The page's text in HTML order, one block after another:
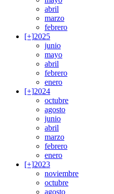
abril
marzo
febrero
[+]2025
junio
mayo
abril
febrero
enero
[+]2024
octubre
agosto
junio
abril
marzo
febrero
enero
[+]2023
noviembre
octubre
agosto